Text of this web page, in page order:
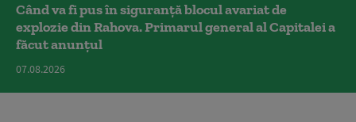
Când va fi pus în siguranță blocul avariat de
explozie din Rahova. Primarul general al Capitalei a
făcut anunțul
07.08.2026